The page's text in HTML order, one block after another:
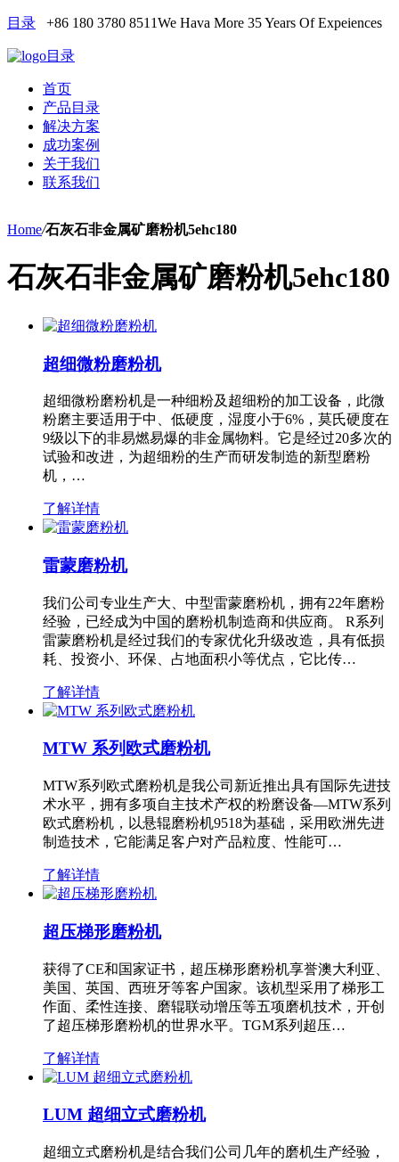
目录 +86 180 3780 8511We Hava More 35 Years Of Expeiences
目录
首页
产品目录
解决方案
成功案例
关于我们
联系我们
Home/石灰石非金属矿磨粉机5ehc180
石灰石非金属矿磨粉机5ehc180
超细微粉磨粉机
超细微粉磨粉机是一种细粉及超细粉的加工设备，此微
粉磨主要适用于中、低硬度，湿度小于6%，莫氏硬度在
9级以下的非易燃易爆的非金属物料。它是经过20多次的
试验和改进，为超细粉的生产而研发制造的新型磨粉
机，…
了解详情
雷蒙磨粉机
我们公司专业生产大、中型雷蒙磨粉机，拥有22年磨粉
经验，已经成为中国的磨粉机制造商和供应商。 R系列
雷蒙磨粉机是经过我们的专家优化升级改造，具有低损
耗、投资小、环保、占地面积小等优点，它比传…
了解详情
MTW 系列欧式磨粉机
MTW系列欧式磨粉机是我公司新近推出具有国际先进技
术水平，拥有多项自主技术产权的粉磨设备—MTW系列
欧式磨粉机，以悬辊磨粉机9518为基础，采用欧洲先进
制造技术，它能满足客户对产品粒度、性能可…
了解详情
超压梯形磨粉机
获得了CE和国家证书，超压梯形磨粉机享誉澳大利亚、
美国、英国、西班牙等客户国家。该机型采用了梯形工
作面、柔性连接、磨辊联动增压等五项磨机技术，开创
了超压梯形磨粉机的世界水平。TGM系列超压…
了解详情
LUM 超细立式磨粉机
超细立式磨粉机是结合我们公司几年的磨机生产经验，